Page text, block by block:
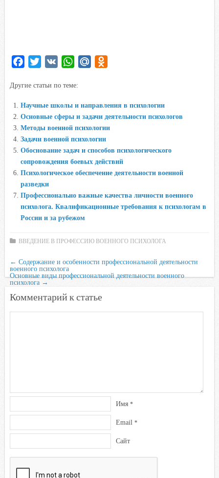
c
b
o
o
k
i
e
r
W
a
A
p
p
R
u
l
s
s
n
Другие статьи по теме:
Научные школы и направления в психологии
Основные сферы и задачи деятельности психологов
Методы военной психологии
Задачи военной психологии
Обоснование задач и способов психологического
сопровождения боевых действий
Психологическое обеспечение деятельности военной
разведки
Профессионально важные качества личности военного
психолога. Квалификационные требования к психологам в
России и за рубежом
ВВЕДЕНИЕ В ПРОФЕССИЮ ВОЕННОГО ПСИХОЛОГА
← Содержание и особенности профессиональной деятельности
военного психолога
Основные виды профессиональной деятельности военного
психолога →
Комментарий к статье
Имя *
Email *
Сайт